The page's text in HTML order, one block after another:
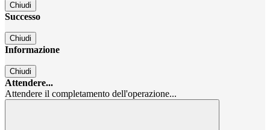
Chiudi
Successo
Chiudi
Informazione
Chiudi
Attendere...
Attendere il completamento dell'operazione...